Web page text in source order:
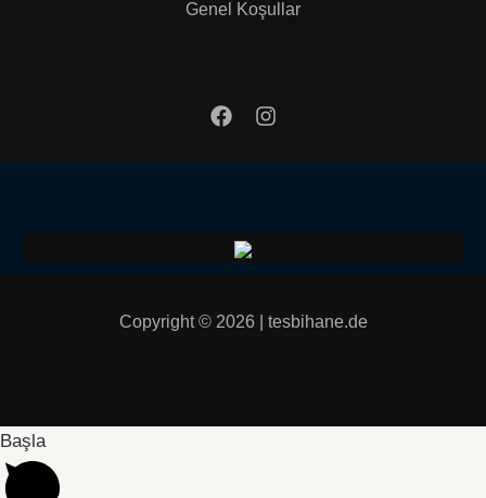
Genel Koşullar
Copyright © 2026 | tesbihane.de
Başla